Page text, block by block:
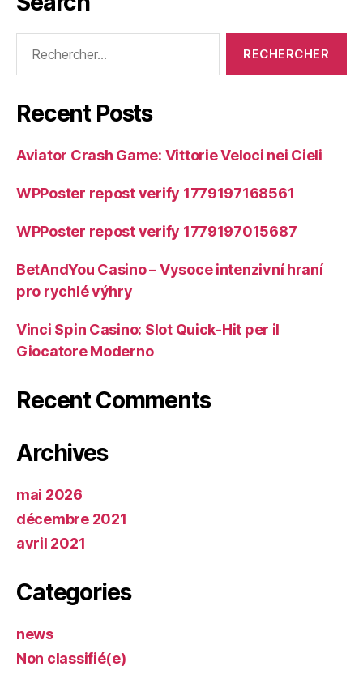
Recent Posts
Aviator Crash Game: Vittorie Veloci nei Cieli
WPPoster repost verify 1779197168561
WPPoster repost verify 1779197015687
BetAndYou Casino – Vysoce intenzivní hraní
pro rychlé výhry
Vinci Spin Casino: Slot Quick‑Hit per il
Giocatore Moderno
Recent Comments
Archives
mai 2026
décembre 2021
avril 2021
Categories
news
Non classifié(e)